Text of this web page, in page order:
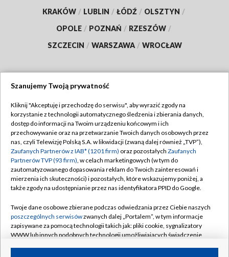
KRAKÓW / LUBLIN / ŁÓDŹ / OLSZTYN /
OPOLE / POZNAŃ / RZESZÓW /
SZCZECIN / WARSZAWA / WROCŁAW
TVP
Abonament TVP
Emisja w TVP
Centrum informacji TVP
Naziemna Telewizja Cyfrowa
Rada Programowa
System NOS
Informacje o nadawcy
Regulamin TVP
Polityka prywatności
Moje zgody
Pomoc
Kontakt
Kanały
Szanujemy Twoją prywatność
Kliknij "Akceptuję i przechodzę do serwisu", aby wyrazić zgody na
korzystanie z technologii automatycznego śledzenia i zbierania danych,
dostęp do informacji na Twoim urządzeniu końcowym i ich
przechowywanie oraz na przetwarzanie Twoich danych osobowych przez
nas, czyli Telewizję Polską S.A. w likwidacji (zwaną dalej również „TVP”),
Zaufanych Partnerów z IAB* (1201 firm) oraz pozostałych Zaufanych
Partnerów TVP (93 firm), w celach marketingowych (w tym do
zautomatyzowanego dopasowania reklam do Twoich zainteresowań i
mierzenia ich skuteczności) i pozostałych, które wskazujemy poniżej, a
także zgody na udostępnianie przez nas identyfikatora PPID do Google.
Twoje dane osobowe zbierane podczas odwiedzania przez Ciebie naszych
poszczególnych serwisówzwanych dalej „Portalem”, w tym informacje
zapisywane za pomocą technologii takich jak: pliki cookie, sygnalizatory
WWW lub innych podobnych technologii umożliwiających świadczenie